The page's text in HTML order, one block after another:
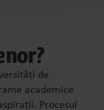
de
academice
Procesul